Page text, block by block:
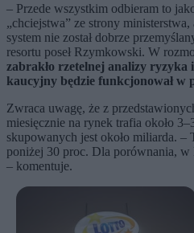
– Przede wszystkim odbieram to
„chciejstwa” ze strony
system nie został dobrze
resortu poseł Rzymkowski. W
zabrakło rzetelnej analizy ryzyka
kaucyjny będzie funkcjonował w
Zwraca uwagę, że z
miesięcznie na rynek trafia około
skupowanych jest około miliarda. –
poniżej 30 proc. Dla porównania,
– komentuje.